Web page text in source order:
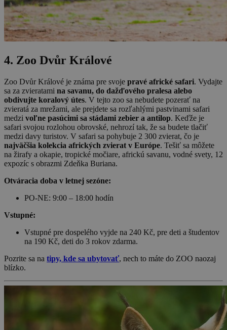
4. Zoo Dvůr Králové
Zoo Dvůr Králové je známa pre svoje pravé africké safari. Vydajte
sa za zvieratami na savanu, do dažďového pralesa alebo
obdivujte koralový útes. V tejto zoo sa nebudete pozerať na
zvieratá za mrežami, ale prejdete sa rozľahlými pastvinami safari
medzi voľne pasúcimi sa stádami zebier a antilop. Keďže je
safari svojou rozlohou obrovské, nehrozí tak, že sa budete tlačiť
medzi davy turistov. V safari sa pohybuje 2 300 zvierat, čo je
najväčšia kolekcia afrických zvierat v Európe. Tešiť sa môžete
na žirafy a okapie, tropické močiare, africkú savanu, vodné svety, 12
expozíc s obrazmi Zdeňka Buriana.
Otváracia doba v letnej sezóne:
PO-NE: 9:00 – 18:00 hodín
Vstupné:
Vstupné pre dospelého vyjde na 240 Kč, pre deti a študentov
na 190 Kč, deti do 3 rokov zdarma.
Pozrite sa na tipy, kde sa ubytovať, nech to máte do ZOO naozaj
blízko.